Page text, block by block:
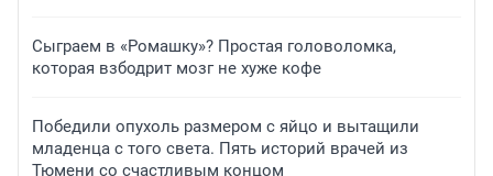
Сыграем в «Ромашку»? Простая головоломка,
которая взбодрит мозг не хуже кофе
Победили опухоль размером с яйцо и вытащили
младенца с того света. Пять историй врачей из
Тюмени со счастливым концом